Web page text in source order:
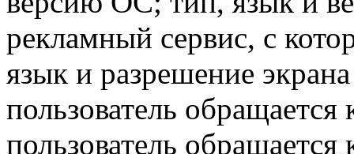
рекламный сервис, с
язык и разрешение
пользователь обращается
пользователь обращается